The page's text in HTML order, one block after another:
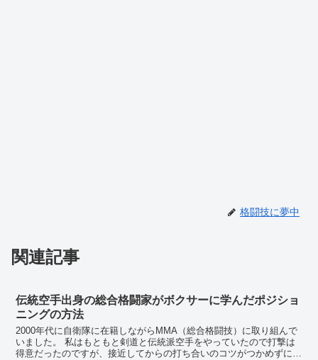
格闘技に夢中
関連記事
伝統空手出身の総合格闘家がボクサーに学んだポジショ
ニングの方法
2000年代に自衛隊に在籍しながらMMA（総合格闘技）に取り組んで
いました。 私はもともと剣道と伝統派空手をやっていたので打撃は
得意だったのですが、接近してからの打ち合いのコツがつかめずにい